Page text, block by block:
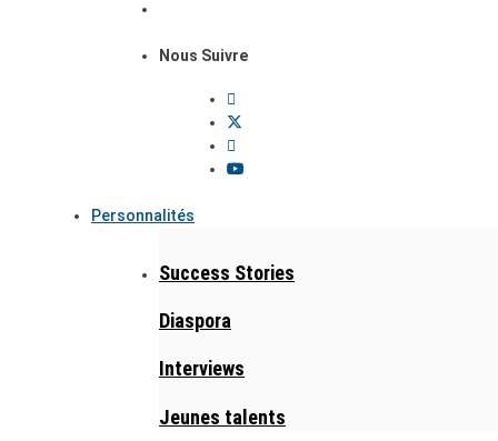
Nous Suivre
Personnalités
Success Stories
Diaspora
Interviews
Jeunes talents